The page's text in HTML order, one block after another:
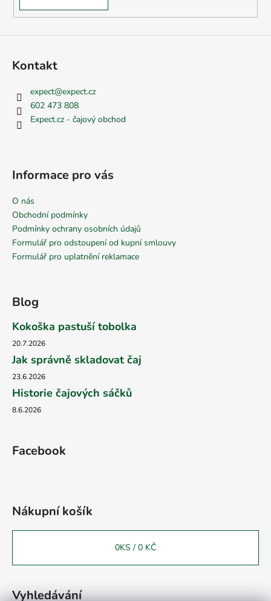
Kontakt
expect@expect.cz
602 473 808
Expect.cz - čajový obchod
Informace pro vás
O nás
Obchodní podmínky
Podmínky ochrany osobních údajů
Formulář pro odstoupení od kupní smlouvy
Formulář pro uplatnění reklamace
Blog
Kokoška pastuší tobolka
20.7.2026
Jak správně skladovat čaj
23.6.2026
Historie čajových sáčků
8.6.2026
Facebook
Nákupní košík
0KS / 0 KČ
Vyhledávání